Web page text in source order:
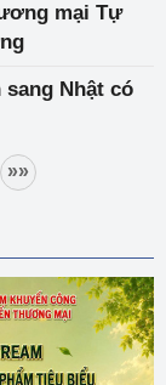
mại Tự
sang Nhật có
»»